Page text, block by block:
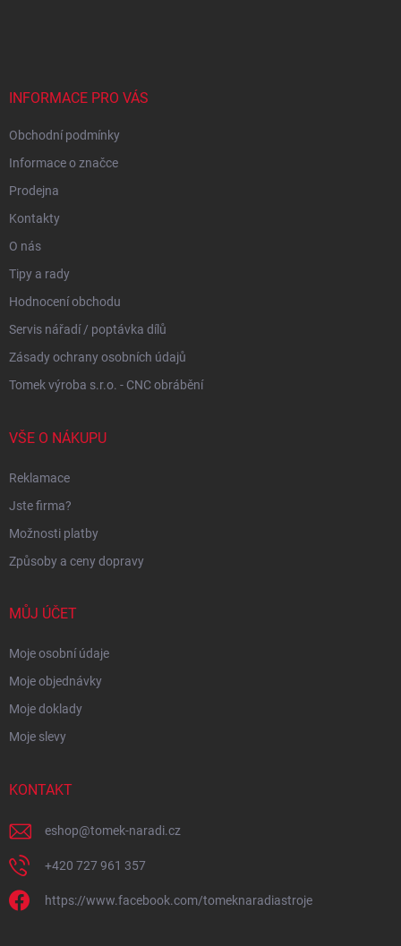
INFORMACE PRO VÁS
Obchodní podmínky
Informace o značce
Prodejna
Kontakty
O nás
Tipy a rady
Hodnocení obchodu
Servis nářadí / poptávka dílů
Zásady ochrany osobních údajů
Tomek výroba s.r.o. - CNC obrábění
VŠE O NÁKUPU
Reklamace
Jste firma?
Možnosti platby
Způsoby a ceny dopravy
MŮJ ÚČET
Moje osobní údaje
Moje objednávky
Moje doklady
Moje slevy
KONTAKT
eshop@tomek-naradi.cz
+420 727 961 357
https://www.facebook.com/tomeknaradiastroje